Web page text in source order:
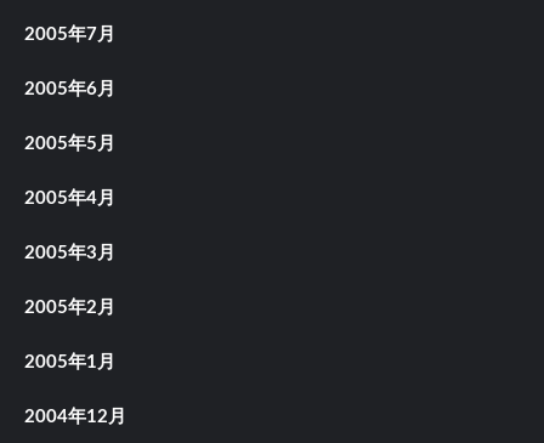
2005年7月
2005年6月
2005年5月
2005年4月
2005年3月
2005年2月
2005年1月
2004年12月